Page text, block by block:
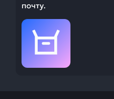
почту.